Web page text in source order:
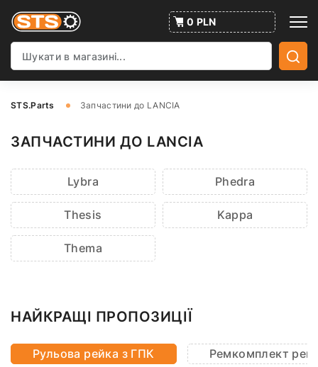
0 PLN
STS.Parts Запчастини до LANCIA
ЗАПЧАСТИНИ ДО LANCIA
Lybra Phedra
Thesis Kappa
Thema
НАЙКРАЩІ ПРОПОЗИЦІЇ
Рульова рейка з ГПК Ремкомплект